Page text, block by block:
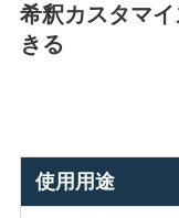
希釈カスタマ
きる
使用用途